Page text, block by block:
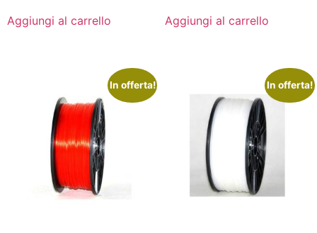
Aggiungi al carrello Aggiungi al carrello
In offerta! In offerta!